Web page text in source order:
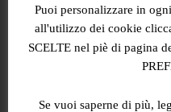
Attivazione
Funzionalità
RISORSE
Puoi personalizzare in
all'utilizzo dei cookie
SCELTE nel piè di pagina
Se vuoi saperne di più,